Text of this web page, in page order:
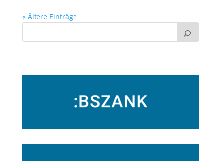
« Ältere Einträge